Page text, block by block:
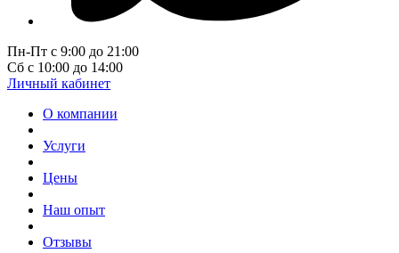
Пн-Пт с 9:00 до 21:00
Сб с 10:00 до 14:00
Личный кабинет
О компании
Услуги
Цены
Наш опыт
Отзывы